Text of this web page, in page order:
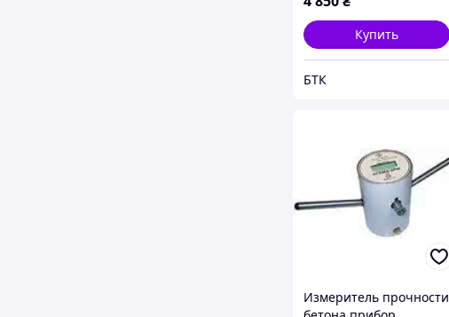
Купить
БТК
Измеритель прочности